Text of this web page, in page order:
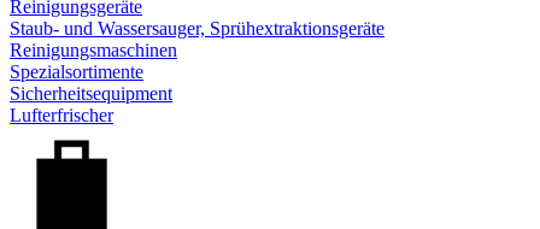
Reinigungsgeräte
Staub- und Wassersauger, Sprühextraktionsgeräte
Reinigungsmaschinen
Spezialsortimente
Sicherheitsequipment
Lufterfrischer